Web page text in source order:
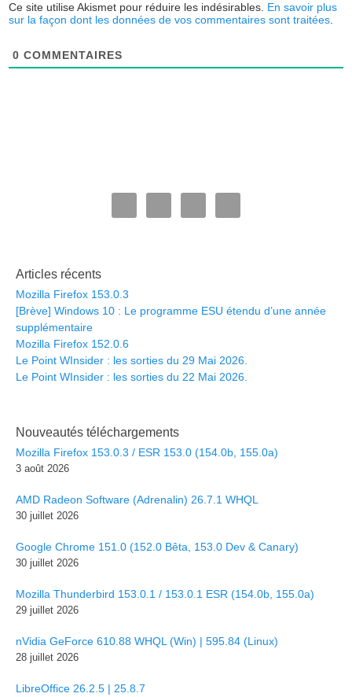
Ce site utilise Akismet pour réduire les indésirables. En savoir plus
sur la façon dont les données de vos commentaires sont traitées
0 COMMENTAIRES
Articles récents
Mozilla Firefox 153.0.3
[Brève] Windows 10 : Le programme ESU étendu d’une année
supplémentaire
Mozilla Firefox 152.0.6
Le Point WInsider : les sorties du 29 Mai 2026.
Le Point WInsider : les sorties du 22 Mai 2026.
Nouveautés téléchargements
Mozilla Firefox 153.0.3 / ESR 153.0 (154.0b, 155.0a)
3 août 2026
AMD Radeon Software (Adrenalin) 26.7.1 WHQL
30 juillet 2026
Google Chrome 151.0 (152.0 Bêta, 153.0 Dev & Canary)
30 juillet 2026
Mozilla Thunderbird 153.0.1 / 153.0.1 ESR (154.0b, 155.0a)
29 juillet 2026
nVidia GeForce 610.88 WHQL (Win) | 595.84 (Linux)
28 juillet 2026
LibreOffice 26.2.5 | 25.8.7